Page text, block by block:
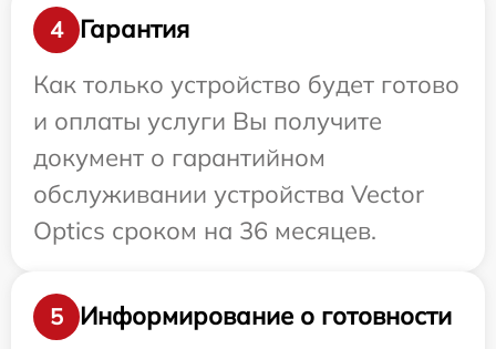
4
Гарантия
Как только устройство будет готово
и оплаты услуги Вы получите
документ о гарантийном
обслуживании устройства Vector
Optics сроком на 36 месяцев.
5
Информирование о готовности